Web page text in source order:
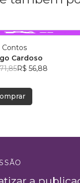
Contos
Cardoso
R$ 56,88